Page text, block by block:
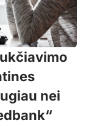
nei